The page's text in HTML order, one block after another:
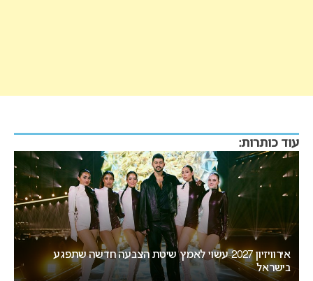
עוד כותרות:
“אני צריכה לשתף אתכם במשהו חשוב”: הכרזתה של זוכת
האירוויזיון מסעירה את הרשת